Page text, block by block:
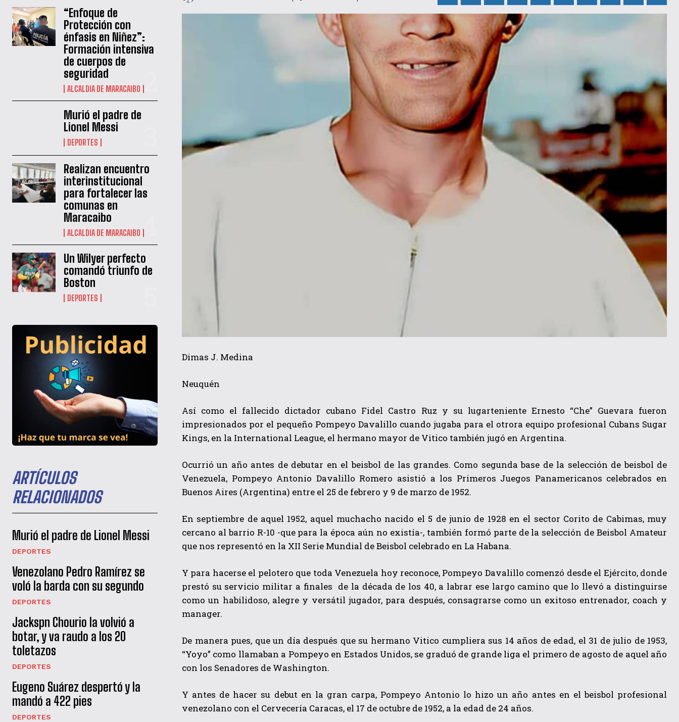
He leído y acepto las Política de privacidad
“Enfoque de
Protección con
énfasis en Niñez”:
Formación intensiva
de cuerpos de
seguridad
ALCALDIA DE MARACAIBO
Murió el padre de
Lionel Messi
DEPORTES
Realizan encuentro
interinstitucional
para fortalecer las
comunas en
Maracaibo
ALCALDIA DE MARACAIBO
Un Wilyer perfecto
comandó triunfo de
Boston
DEPORTES
ARTÍCULOS
RELACIONADOS
Murió el padre de Lionel Messi
DEPORTES
Venezolano Pedro Ramírez se
voló la barda con su segundo
DEPORTES
Jackspn Chourio la volvió a
botar, y va raudo a los 20
toletazos
DEPORTES
Eugeno Suárez despertó y la
mandó a 422 pies
DEPORTES
Dimas J. Medina
Neuquén
Así como el fallecido dictador cubano Fidel Castro Ruz y su lugarteniente Ernesto “Che” Guevara fueron
impresionados por el pequeño Pompeyo Davalillo cuando jugaba para el otrora equipo profesional Cubans Sugar
Kings, en la International League, el hermano mayor de Vitico también jugó en Argentina.
Ocurrió un año antes de debutar en el beisbol de las grandes. Como segunda base de la selección de beisbol de
Venezuela, Pompeyo Antonio Davalillo Romero asistió a los Primeros Juegos Panamericanos celebrados en
Buenos Aires (Argentina) entre el 25 de febrero y 9 de marzo de 1952.
En septiembre de aquel 1952, aquel muchacho nacido el 5 de junio de 1928 en el sector Corito de Cabimas, muy
cercano al barrio R-10 -que para la época aún no existía-, también formó parte de la selección de Beisbol Amateur
que nos representó en la XII Serie Mundial de Beisbol celebrado en La Habana.
Y para hacerse el pelotero que toda Venezuela hoy reconoce, Pompeyo Davalillo comenzó desde el Ejército, donde
prestó su servicio militar a finales de la década de los 40, a labrar ese largo camino que lo llevó a distinguirse
como un habilidoso, alegre y versátil jugador, para después, consagrarse como un exitoso entrenador, coach y
manager.
De manera pues, que un día después que su hermano Vitico cumpliera sus 14 años de edad, el 31 de julio de 1953,
“Yoyo” como llamaban a Pompeyo en Estados Unidos, se graduó de grande liga el primero de agosto de aquel año
con los Senadores de Washington.
Y antes de hacer su debut en la gran carpa, Pompeyo Antonio lo hizo un año antes en el beisbol profesional
venezolano con el Cervecería Caracas, el 17 de octubre de 1952, a la edad de 24 años.